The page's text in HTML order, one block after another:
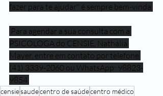
fazer para te ajudar" é sempre bem-vinda.
PSICOLOGA do CENSIE, Nathália
Mayer, entre em contato por telefone
(41) 3339-2060 ou WhatsApp: 98823-
9854.
censiesaudecentro de saúdecentro médico